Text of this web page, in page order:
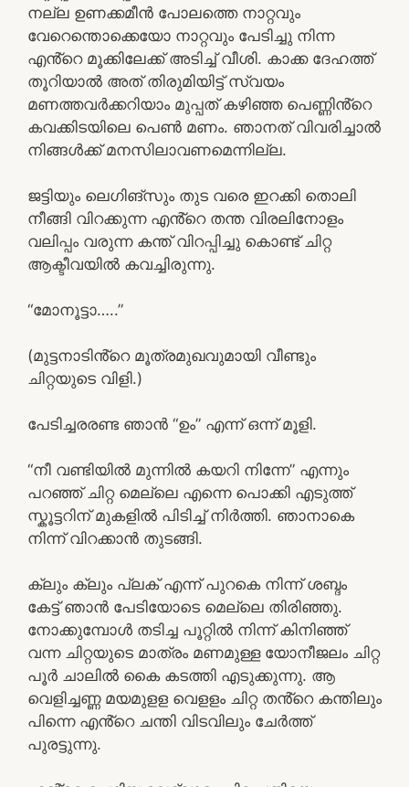
നല്ല ഉണക്കമീൻ പോലത്തെ നാറ്റവും
വേറെന്തൊക്കെയോ നാറ്റവും പേടിച്ചു നിന്ന
എൻ്റെ മൂക്കിലേക്ക് അടിച്ച് വീശി. കാക്ക ദേഹത്ത്
തൂറിയാൽ അത് തിരുമിയിട്ട് സ്വയം
മണത്തവർക്കറിയാം മുപ്പത് കഴിഞ്ഞ പെണ്ണിൻ്റെ
കവക്കിടയിലെ പെൺ മണം. ഞാനത് വിവരിച്ചാൽ
നിങ്ങൾക്ക് മനസിലാവണമെന്നില്ല.
ജട്ടിയും ലെഗിങ്സും തുട വരെ ഇറക്കി തൊലി
നീങ്ങി വിറക്കുന്ന എൻ്റെ തന്ത വിരലിനോളം
വലിപ്പം വരുന്ന കന്ത് വിറപ്പിച്ചു കൊണ്ട് ചിറ്റ
ആക്ടീവയിൽ കവച്ചിരുന്നു.
“മോനൂട്ടാ…..”
(മുട്ടനാടിൻ്റെ മൂത്രമുഖവുമായി വീണ്ടും
ചിറ്റയുടെ വിളി.)
പേടിച്ചരരണ്ട ഞാൻ “ഉം” എന്ന് ഒന്ന് മൂളി.
“നീ വണ്ടിയിൽ മുന്നിൽ കയറി നിന്നേ” എന്നും
പറഞ്ഞ് ചിറ്റ മെല്ലെ എന്നെ പൊക്കി എടുത്ത്
സ്കൂട്ടറിന് മുകളിൽ പിടിച്ച് നിർത്തി. ഞാനാകെ
നിന്ന് വിറക്കാൻ തുടങ്ങി.
ക്ലും ക്ലും പ്ലക് എന്ന് പുറകെ നിന്ന് ശബ്ദം
കേട്ട് ഞാൻ പേടിയോടെ മെല്ലെ തിരിഞ്ഞു.
നോക്കുമ്പോൾ തടിച്ച പൂറ്റിൽ നിന്ന് കിനിഞ്ഞ്
വന്ന ചിറ്റയുടെ മാത്രം മണമുള്ള യോനീജലം ചിറ്റ
പൂർ ചാലിൽ കൈ കടത്തി എടുക്കുന്നു. ആ
വെളിച്ചണ്ണ മയമുളള വെളളം ചിറ്റ തൻ്റെ കന്തിലും
പിന്നെ എൻ്റെ ചന്തി വിടവിലും ചേർത്ത്
പുരട്ടുന്നു.